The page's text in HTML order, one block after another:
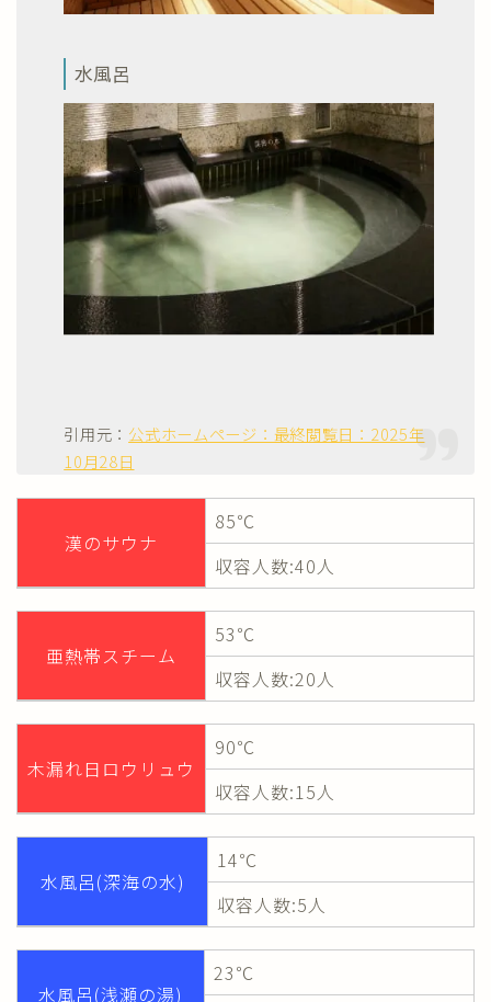
水風呂
引用元： 公式ホームページ：最終閲覧日：2025年
10月28日
漢のサウナ
85℃
収容人数:40人
亜熱帯スチーム
53℃
収容人数:20人
木漏れ日ロウリュウ
90℃
収容人数:15人
水風呂(深海の水)
14℃
収容人数:5人
水風呂(浅瀬の湯)
23℃